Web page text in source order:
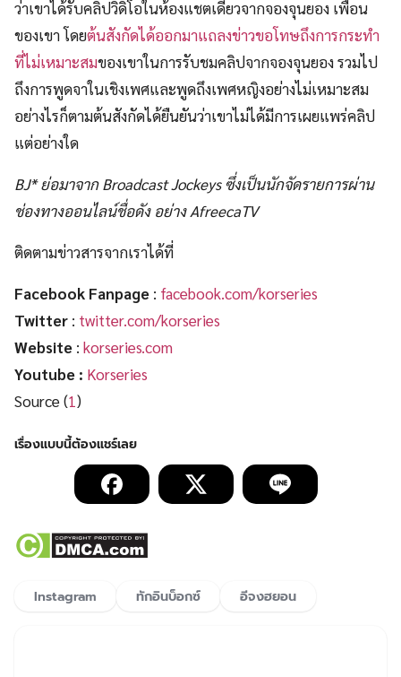
ว่าเขาได้รับคลิปวิดิโอในห้องแชตเดี่ยวจากจองจุนยอง เพื่อน
ของเขา โดยต้นสังกัดได้ออกมาแถลงข่าวขอโทษถึงการกระทำ
ที่ไม่เหมาะสมของเขาในการรับชมคลิปจากจองจุนยอง รวมไป
ถึงการพูดจาในเชิงเพศและพูดถึงเพศหญิงอย่างไม่เหมาะสม
อย่างไรก็ตามต้นสังกัดได้ยืนยันว่าเขาไม่ได้มีการเผยแพร่คลิป
แต่อย่างใด
BJ* ย่อมาจาก Broadcast Jockeys ซึ่งเป็นนักจัดรายการผ่าน
ช่องทางออนไลน์ชื่อดัง อย่าง AfreecaTV
ติดตามข่าวสารจากเราได้ที่
Facebook Fanpage : facebook.com/korseries
Twitter : twitter.com/korseries
Website : korseries.com
Youtube : Korseries
Source (1)
Instagram ทักอินบ็อกซ์ อีจงฮยอน